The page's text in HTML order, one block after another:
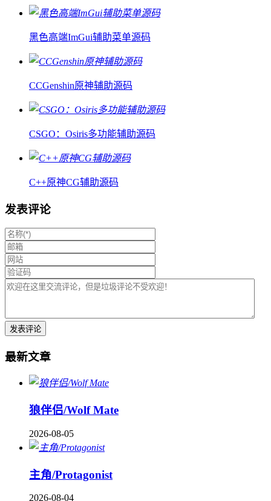
黑色高端ImGui辅助菜单源码
CCGenshin原神辅助源码
CSGO：Osiris多功能辅助源码
C++原神CG辅助源码
发表评论
最新文章
狼伴侣/Wolf Mate
2026-08-05
主角/Protagonist
2026-08-04